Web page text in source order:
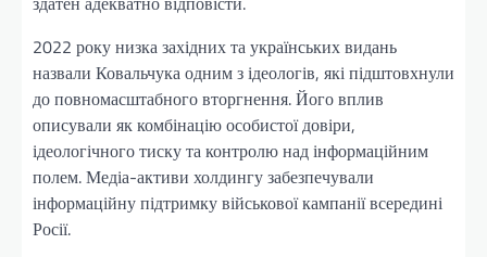
2022 року низка західних та українських видань
назвали Ковальчука одним з ідеологів, які підштовхнули
до повномасштабного вторгнення. Його вплив
описували як комбінацію особистої довіри,
ідеологічного тиску та контролю над інформаційним
полем. Медіа-активи холдингу забезпечували
інформаційну підтримку військової кампанії всередині
Росії.